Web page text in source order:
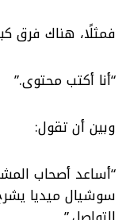
فمثلًا، هناك فرق
“أنا أكتب محتوى.”
وبين أن تقول:
“أساعد أصحاب
سوشيال ميديا